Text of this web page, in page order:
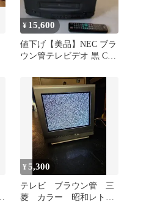
¥ 15,600
値下げ【美品】NEC ブラ
ウン管テレビデオ 黒 C-
¥5,300
テレビ ブラウン管 三
菱 カラー 昭和レト